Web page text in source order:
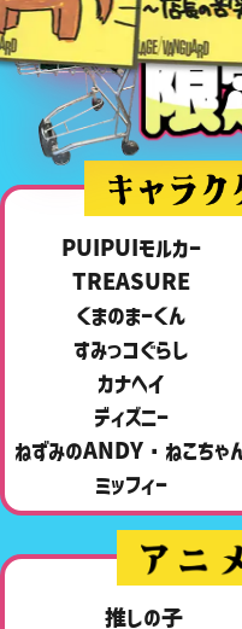
PUIPUIモルカー
TREASURE
くまのまーくん
すみっコぐらし
カナヘイ
ディズニー
ねずみのANDY・ねこちゃ
ミッフィー
推しの子